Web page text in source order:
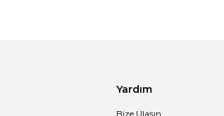
Yardım
Bize Ulaşın